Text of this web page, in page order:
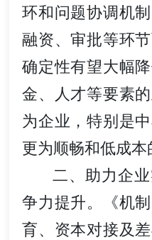
环和问题协调机
融资、审批等环
确定性有望大幅
金、人才等要素
为企业，特别是
更为顺畅和低成本
二、助力企
争力提升。《机
育、资本对接及